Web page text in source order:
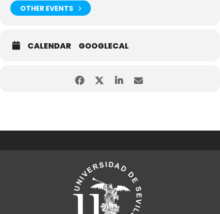
OTHER EVENTS
CALENDAR GOOGLECAL